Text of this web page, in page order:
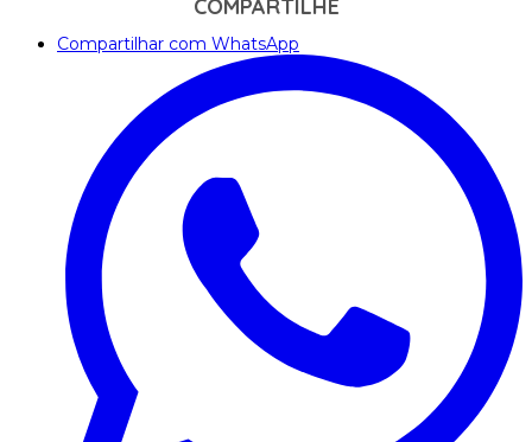
COMPARTILHE
Compartilhar com WhatsApp